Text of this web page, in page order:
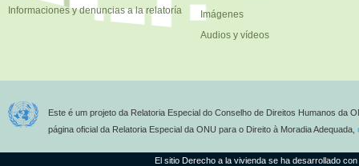
Informaciones y denuncias a la relatoría
Imágenes
Audios y vídeos
Este é um projeto da Relatoria Especial do Conselho de Direitos Humanos da
página oficial da Relatoria Especial da ONU para o Direito à Moradia Adequada,
El sitio Derecho a la vivienda se ha desarrollado